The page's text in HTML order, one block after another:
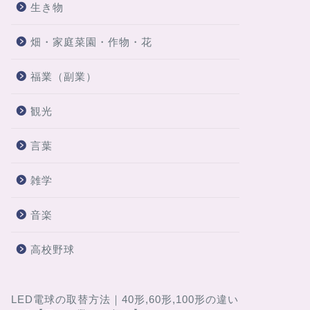
生き物
畑・家庭菜園・作物・花
福業（副業）
観光
言葉
雑学
音楽
高校野球
LED電球の取替方法｜40形,60形,100形の違い